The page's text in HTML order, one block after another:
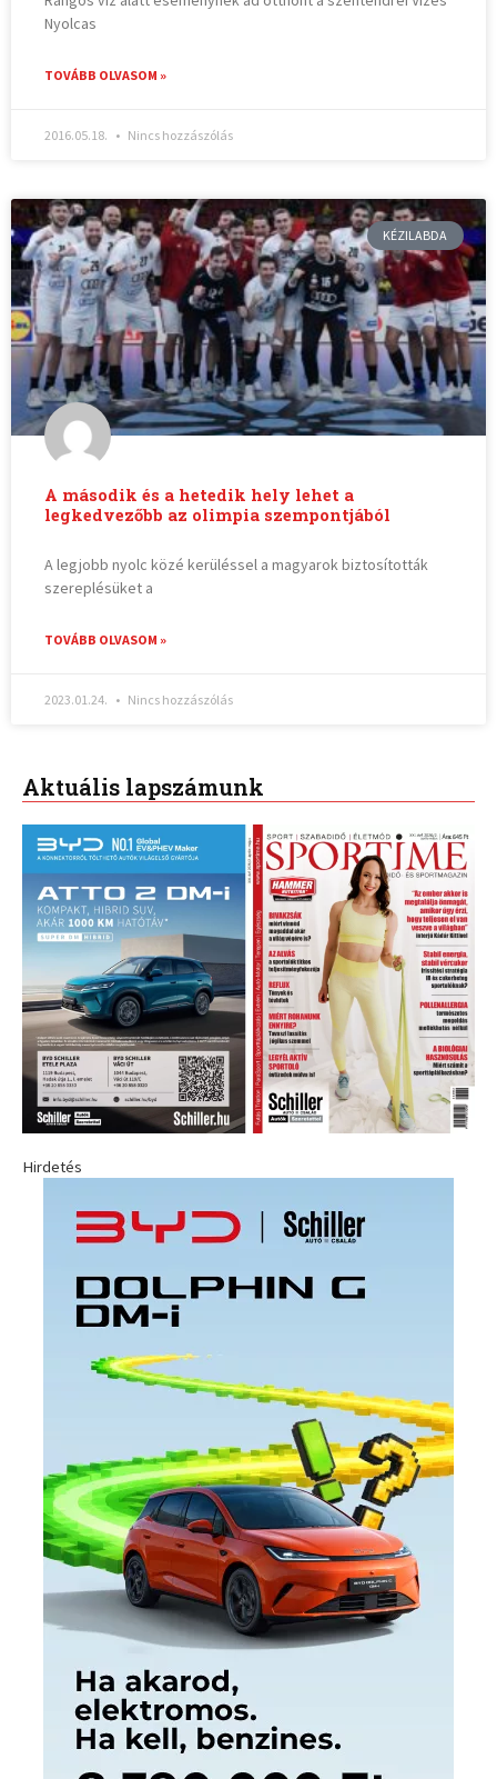
Nyolcas
TOVÁBB OLVASOM »
2016.05.18. Nincs hozzászólás
KÉZILABDA
A második és a hetedik hely lehet a
legkedvezőbb az olimpia szempontjából
A legjobb nyolc közé kerüléssel a magyarok biztosították
szereplésüket a
TOVÁBB OLVASOM »
2023.01.24. Nincs hozzászólás
Aktuális lapszámunk
Hirdetés